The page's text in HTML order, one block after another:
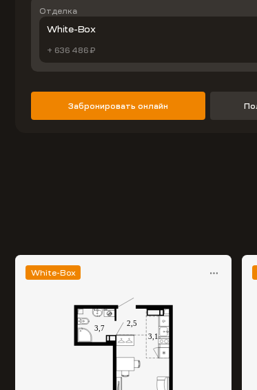
Отделка
White-Box
+ 636 486 ₽
Забронировать онлайн
White-Box